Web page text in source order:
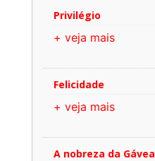
Privilégio
+ veja mais
Felicidade
+ veja mais
A nobreza da Gávea